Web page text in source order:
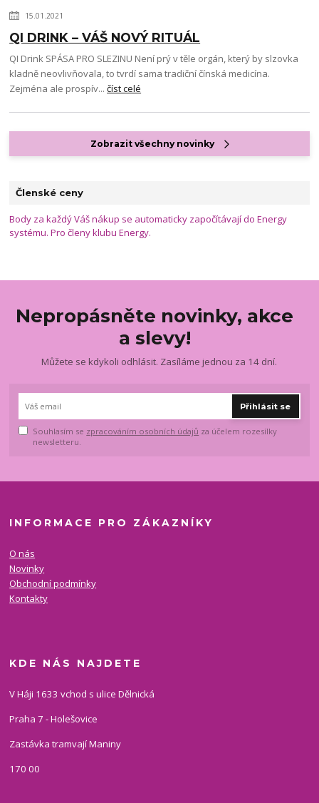
15.01.2021
QI DRINK – VÁŠ NOVÝ RITUÁL
QI Drink SPÁSA PRO SLEZINU Není prý v těle orgán, který by slzovka
kladně neovlivňovala, to tvrdí sama tradiční čínská medicína.
Zejména ale prospív...číst celé
Zobrazit všechny novinky
Členské ceny
Body za každý Váš nákup se automaticky započítávají do Energy
systému. Pro členy klubu Energy.
Nepropásněte novinky, akce
a slevy!
Můžete se kdykoli odhlásit. Zasíláme jednou za 14 dní.
Přihlásit se
Souhlasím se zpracováním osobních údajů za účelem rozesílky
newsletteru.
INFORMACE PRO ZÁKAZNÍKY
O nás
Novinky
Obchodní podmínky
Kontakty
KDE NÁS NAJDETE
V Háji 1633 vchod s ulice Dělnická
Praha 7 - Holešovice
Zastávka tramvají Maniny
170 00